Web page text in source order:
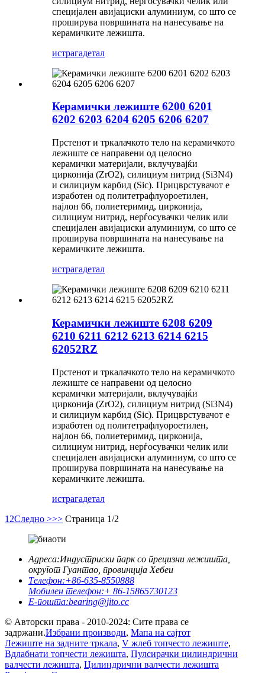
специјален авијациски алуминиум, со што се
проширува површината на нанесување на
керамичките лежишта.
истрагадетал
Керамички лежиште 6200 6201
6202 6203 6204 6205 6206 6207
Прстенот и тркалачкото тело на керамичкото
лежиште се направени од целосно
керамички материјали, вклучувајќи
цирконија (ZrO2), силициум нитрид (Si3N4)
и силициум карбид (Sic). Прицврстувачот е
изработен од политетрафлуороетилен,
најлон 66, полиетеримид, цирконија,
силициум нитрид, нерѓосувачки челик или
специјален авијациски алуминиум, со што се
проширува површината на нанесување на
керамичките лежишта.
истрагадетал
Керамички лежиште 6208 6209
6210 6211 6212 6213 6214 6215
62052RZ
Прстенот и тркалачкото тело на керамичкото
лежиште се направени од целосно
керамички материјали, вклучувајќи
цирконија (ZrO2), силициум нитрид (Si3N4)
и силициум карбид (Sic). Прицврстувачот е
изработен од политетрафлуороетилен,
најлон 66, полиетеримид, цирконија,
силициум нитрид, нерѓосувачки челик или
специјален авијациски алуминиум, со што се
проширува површината на нанесување на
керамичките лежишта.
истрагадетал
1 2Следно >>> Страница 1/2
Адреса:Индустриски парк со прецизни лежишта,
округот Гуантао, провинција Хебеи
Телефон:+86-635-8550888
Мобилен телефон:+ 86-15865730123
Е-пошта:bearing@jito.cc
© Авторски права - 2010-2024: Сите права се
задржани.Избрани производи, Мапа на сајтот
Лежиште на задните тркала, V жлеб топчесто лежиште,
Вдлабнати топчести лежишта, Пулсирачки цилиндрични
валчести лежишта, Цилиндрични валчести лежишта